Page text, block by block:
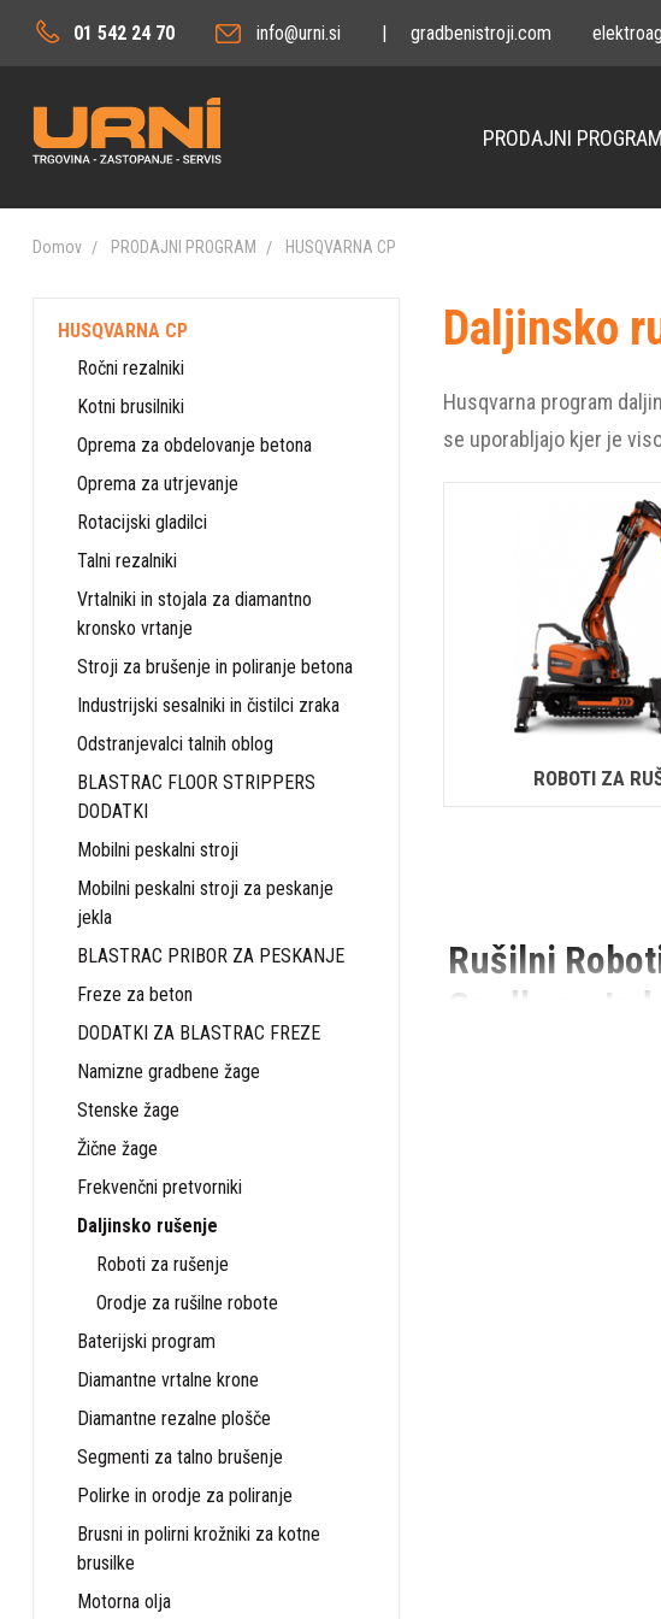
01 542 24 70 info@urni.si | gradbenistroji.com
PRODAJNI PROGRAM
Domov PRODAJNI PROGRAM HUSQVARNA CP
HUSQVARNA CP
Ročni rezalniki
Kotni brusilniki
Oprema za obdelovanje betona
Oprema za utrjevanje
Rotacijski gladilci
Talni rezalniki
Vrtalniki in stojala za diamantno
kronsko vrtanje
Stroji za brušenje in poliranje betona
Industrijski sesalniki in čistilci zraka
Odstranjevalci talnih oblog
BLASTRAC FLOOR STRIPPERS
DODATKI
Mobilni peskalni stroji
Mobilni peskalni stroji za peskanje
jekla
BLASTRAC PRIBOR ZA PESKANJE
Freze za beton
DODATKI ZA BLASTRAC FREZE
Namizne gradbene žage
Stenske žage
Žične žage
Frekvenčni pretvorniki
Daljinsko rušenje
Roboti za rušenje
Orodje za rušilne robote
Baterijski program
Diamantne vrtalne krone
Diamantne rezalne plošče
Segmenti za talno brušenje
Polirke in orodje za poliranje
Brusni in polirni krožniki za kotne
brusilke
Motorna olja
Daljinsko
Husqvarna program
se uporabljajo kjer je
ROBOTI ZA
Rušilni
Gradbeno